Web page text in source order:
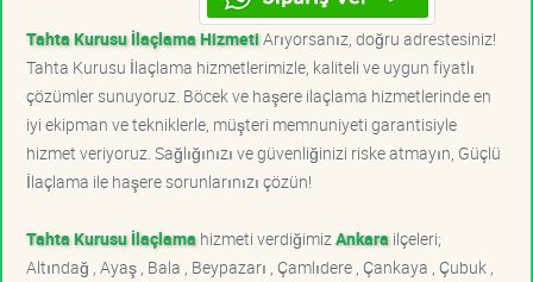
Tahta Kurusu İlaçlama HizmetiArıyorsanız, doğru adrestesiniz!
Tahta Kurusu İlaçlama hizmetlerimizle, kaliteli ve uygun fiyatlı
çözümler sunuyoruz. Böcek ve haşere ilaçlama hizmetlerinde en
iyi ekipman ve tekniklerle, müşteri memnuniyeti garantisiyle
hizmet veriyoruz. Sağlığınızı ve güvenliğinizi riske atmayın, Güçlü
İlaçlama ile haşere sorunlarınızı çözün!
Tahta Kurusu İlaçlama hizmeti verdiğimiz Ankara ilçeleri;
Altındağ , Ayaş , Bala , Beypazarı , Çamlıdere , Çankaya , Çubuk ,